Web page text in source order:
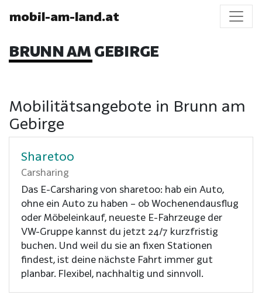
mobil-am-land.at
BRUNN AM GEBIRGE
Mobilitätsangebote in Brunn am
Gebirge
Sharetoo
Carsharing
Das E-Carsharing von sharetoo: hab ein Auto,
ohne ein Auto zu haben – ob Wochenendausflug
oder Möbeleinkauf, neueste E-Fahrzeuge der
VW-Gruppe kannst du jetzt 24/7 kurzfristig
buchen. Und weil du sie an fixen Stationen
findest, ist deine nächste Fahrt immer gut
planbar. Flexibel, nachhaltig und sinnvoll.